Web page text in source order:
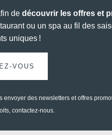
de découvrir les offres et
ou un spa au fil des
uniques !
VOUS
envoyer des newsletters et offres
contactez-nous.